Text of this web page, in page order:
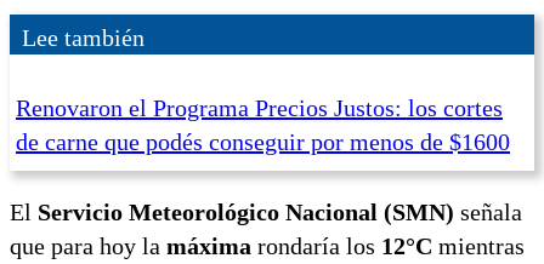
Lee también
Renovaron el Programa Precios Justos: los cortes
de carne que podés conseguir por menos de $1600
El Servicio Meteorológico Nacional (SMN) señala
que para hoy la máxima rondaría los 12°C mientras